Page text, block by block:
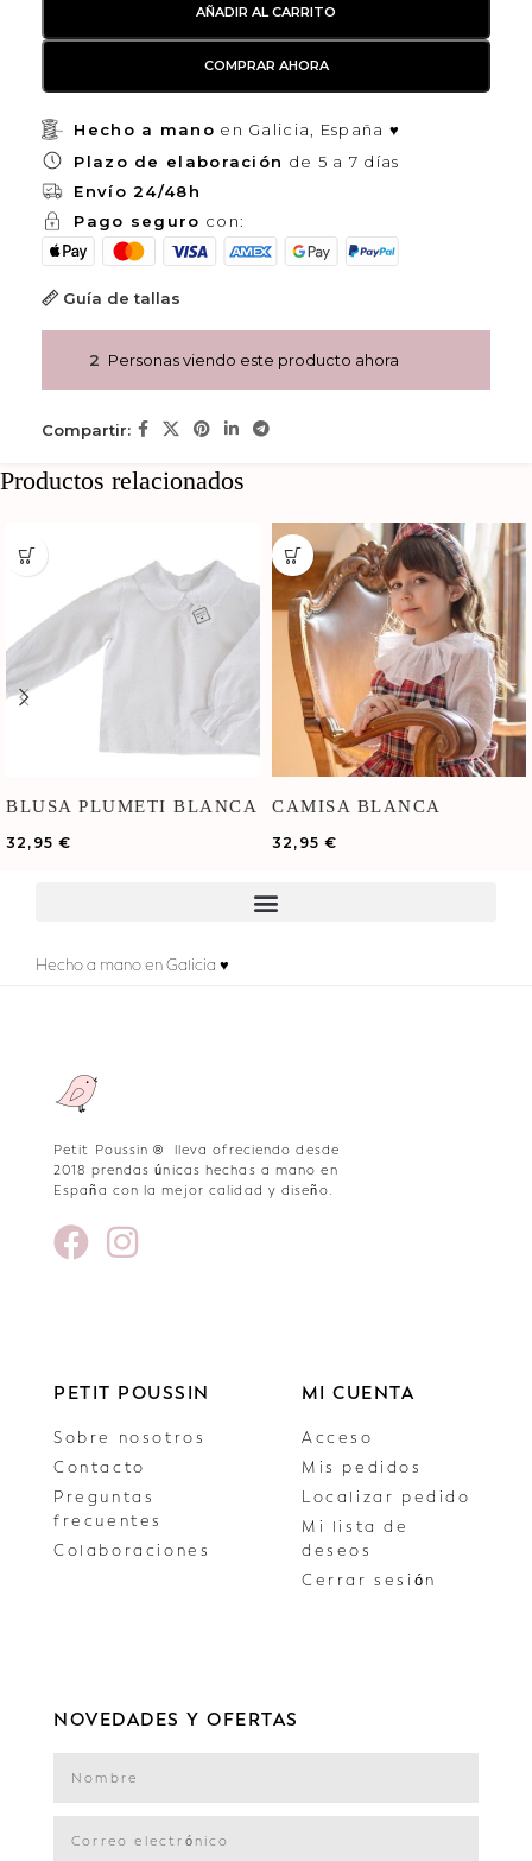
AÑADIR AL CARRITO
COMPRAR AHORA
Hecho a mano en Galicia, España ♥
Plazo de elaboración de 5 a 7 días
Envío 24/48h
Pago seguro con:
Guía de tallas
2 Personas viendo este producto ahora
Compartir:
Productos relacionados
BLUSA PLUMETI BLANCA
32,95€
CAMISA BLANCA
32,95€
Hecho a mano en Galicia ♥
Petit Poussin ® lleva ofreciendo desde
2018 prendas únicas hechas a mano en
España con la mejor calidad y diseño.
PETIT POUSSIN
Sobre nosotros
Contacto
Preguntas
frecuentes
Colaboraciones
MI CUENTA
Acceso
Mis pedidos
Localizar pedido
Mi lista de
deseos
Cerrar sesión
NOVEDADES Y OFERTAS